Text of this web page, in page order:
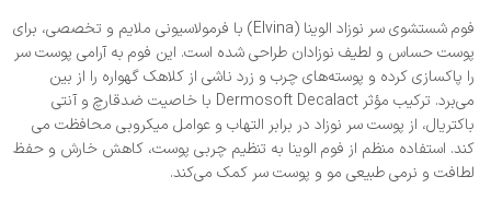
فوم شستشوی سر نوزاد الوینا (Elvina) با فرمولاسیونی ملایم و تخصصی، برای
پوست حساس و لطیف نوزادان طراحی شده است. این فوم به آرامی پوست سر
را پاکسازی کرده و پوسته‌های چرب و زرد ناشی از کلاهک گهواره را از بین
می‌برد. ترکیب مؤثر Dermosoft Decalact با خاصیت ضدقارچ و آنتی‌
باکتریال، از پوست سر نوزاد در برابر التهاب و عوامل میکروبی محافظت می‌
کند. استفاده منظم از فوم الوینا به تنظیم چربی پوست، کاهش خارش و حفظ
لطافت و نرمی طبیعی مو و پوست سر کمک می‌کند.